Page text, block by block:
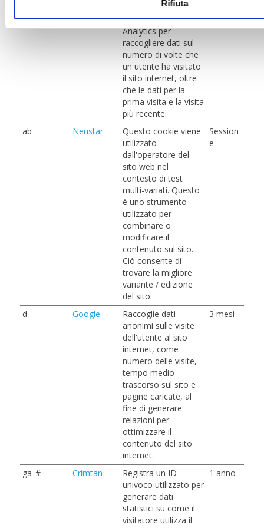
Rifiuta
_ga_# Google
Utilizzato da Google
Analytics per
raccogliere dati sul
numero di volte che
un utente ha visitato
il sito internet, oltre
che le dati per la
prima visita e la visita
più recente.
2 anni
ab Neustar
Questo cookie viene
utilizzato
dall'operatore del
sito web nel
contesto di test
multi-variati. Questo
è uno strumento
utilizzato per
combinare o
modificare il
contenuto sul sito.
Ciò consente di
trovare la migliore
variante / edizione
del sito.
Session
e
d Google
Raccoglie dati
anonimi sulle visite
dell'utente al sito
internet, come
numero delle visite,
tempo medio
trascorso sul sito e
pagine caricate, al
fine di generare
relazioni per
ottimizzare il
contenuto del sito
internet.
3 mesi
ga_# Crimtan
Registra un ID
univoco utilizzato per
generare dati
statistici su come il
visitatore utilizza il
1 anno